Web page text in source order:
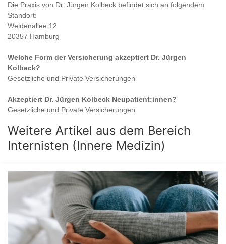
Die Praxis von Dr. Jürgen Kolbeck befindet sich an folgendem
Standort:
Weidenallee 12
20357 Hamburg
Welche Form der Versicherung akzeptiert Dr. Jürgen
Kolbeck?
Gesetzliche und Private Versicherungen
Akzeptiert Dr. Jürgen Kolbeck Neupatient:innen?
Gesetzliche und Private Versicherungen
Weitere Artikel aus dem Bereich
Internisten (Innere Medizin)